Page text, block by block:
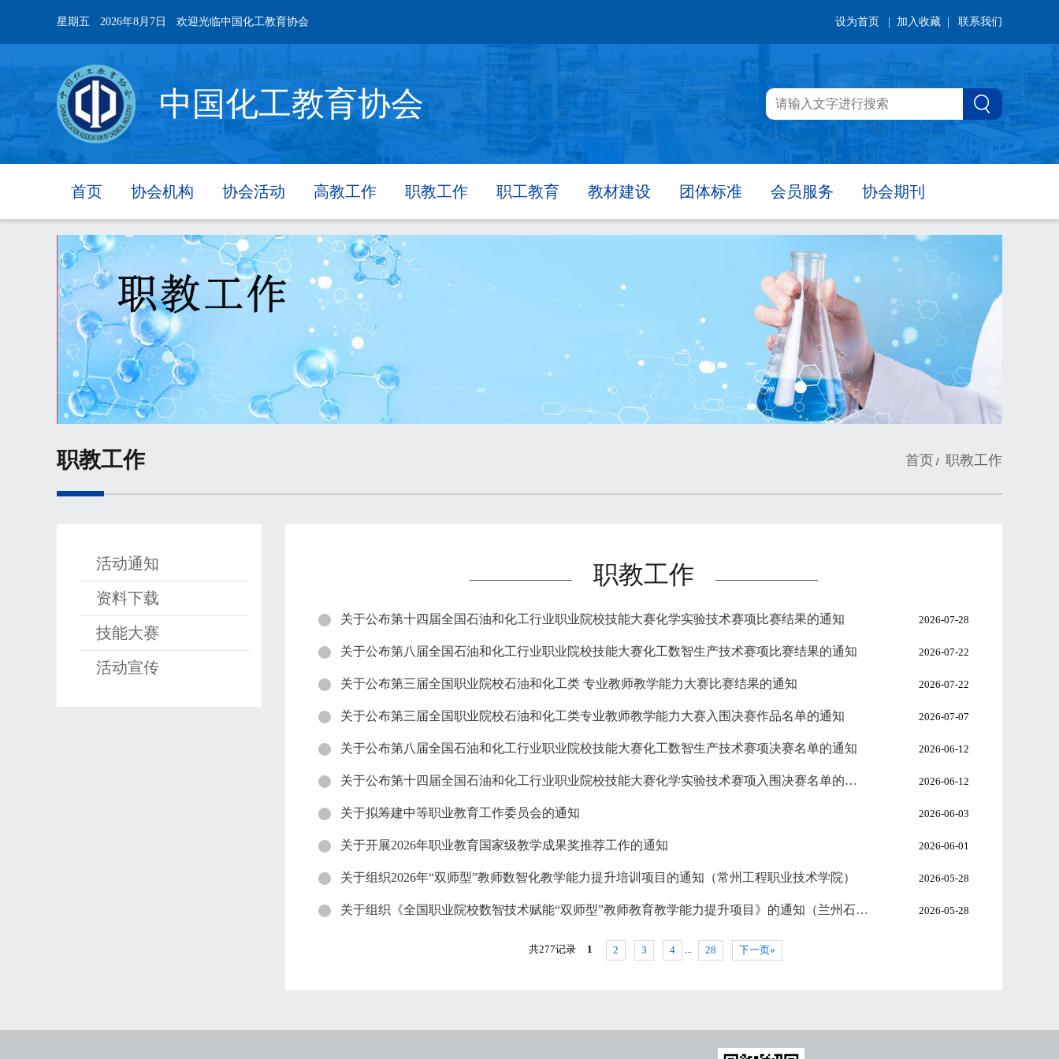
星期五 2026年8月7日 欢迎光临中国化工教育协会 设为首页 | 加入收藏 | 联系我们
中国化工教育协会
首页 协会机构 协会活动 高教工作 职教工作 职工教育 教材建设 团体标准 会员服务 协会期刊
职教工作 首页 / 职教工作
活动通知
资料下载
技能大赛
活动宣传
—————————— 职教工作 ——————————
关于公布第十四届全国石油和化工行业职业院校技能大赛化学实验技术赛项比赛结果的通知 2026-07-28
关于公布第八届全国石油和化工行业职业院校技能大赛化工数智生产技术赛项比赛结果的通知 2026-07-22
关于公布第三届全国职业院校石油和化工类 专业教师教学能力大赛比赛结果的通知 2026-07-22
关于公布第三届全国职业院校石油和化工类专业教师教学能力大赛入围决赛作品名单的通知 2026-07-07
关于公布第八届全国石油和化工行业职业院校技能大赛化工数智生产技术赛项决赛名单的通知 2026-06-12
关于公布第十四届全国石油和化工行业职业院校技能大赛化学实验技术赛项入围决赛名单的通知 2026-06-12
关于拟筹建中等职业教育工作委员会的通知 2026-06-03
关于开展2026年职业教育国家级教学成果奖推荐工作的通知 2026-06-01
关于组织2026年“双师型”教师数智化教学能力提升培训项目的通知（常州工程职业技术学院） 2026-05-28
关于组织《全国职业院校数智技术赋能“双师型”教师教育教学能力提升项目》的通知（兰州石化职业技术大学） 2026-05-28
共277记录 1 2 3 4 ... 28 下一页»